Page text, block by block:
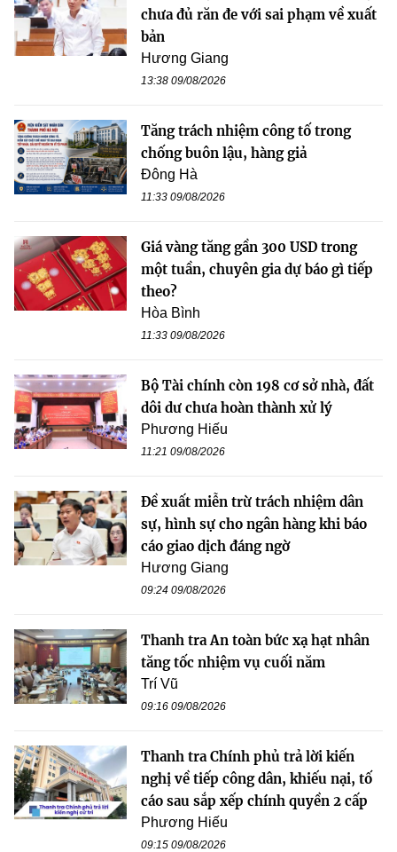
chưa đủ răn đe với sai phạm về xuất
bản
Hương Giang
13:38 09/08/2026
Tăng trách nhiệm công tố trong
chống buôn lậu, hàng giả
Đông Hà
11:33 09/08/2026
Giá vàng tăng gần 300 USD trong
một tuần, chuyên gia dự báo gì tiếp
theo?
Hòa Bình
11:33 09/08/2026
Bộ Tài chính còn 198 cơ sở nhà, đất
dôi dư chưa hoàn thành xử lý
Phương Hiếu
11:21 09/08/2026
Đề xuất miễn trừ trách nhiệm dân
sự, hình sự cho ngân hàng khi báo
cáo giao dịch đáng ngờ
Hương Giang
09:24 09/08/2026
Thanh tra An toàn bức xạ hạt nhân
tăng tốc nhiệm vụ cuối năm
Trí Vũ
09:16 09/08/2026
Thanh tra Chính phủ trả lời kiến
nghị về tiếp công dân, khiếu nại, tố
cáo sau sắp xếp chính quyền 2 cấp
Phương Hiếu
09:15 09/08/2026